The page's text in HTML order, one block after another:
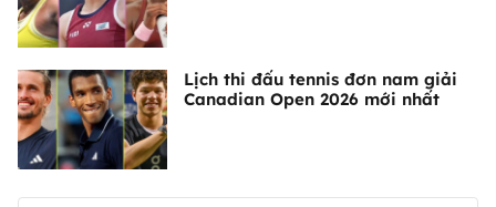
Lịch thi đấu tennis đơn nam giải
Canadian Open 2026 mới nhất